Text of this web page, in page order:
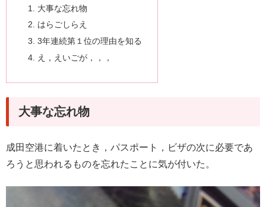
大事な忘れ物
はらごしらえ
3年連続第１位の理由を知る
え，えいごが，，，
大事な忘れ物
成田空港に着いたとき，パスポート，ビザの次に必要であ
ろうと思われるものを忘れたことに気が付いた。